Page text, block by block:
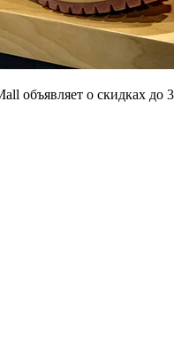
объявляет о скидках до